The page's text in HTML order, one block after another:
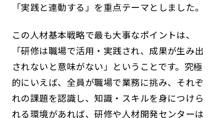
「実践と連動する」を重点テーマとしました。
この人材基本戦略で最も大事なポイントは、
「研修は職場で活用・実践され、成果が生み出
されないと意味がない」ということです。究極
的にいえば、全員が職場で業務に挑み、それぞ
れの課題を認識し、知識・スキルを身につけら
れる環境があれば、研修や人材開発センターは